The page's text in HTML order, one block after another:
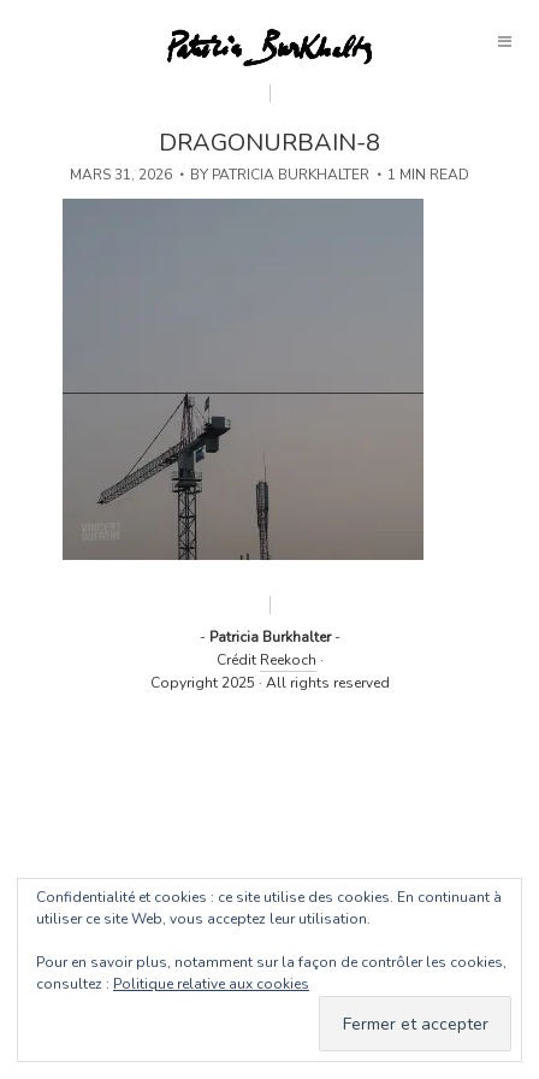
DRAGONURBAIN-8
MARS 31, 2026 BY PATRICIA BURKHALTER 1 MIN READ
- Patricia Burkhalter-
Crédit Reekoch ·
Copyright 2025 · All rights reserved
Confidentialité et cookies : ce site utilise des cookies. En continuant à
utiliser ce site Web, vous acceptez leur utilisation.
Pour en savoir plus, notamment sur la façon de contrôler les cookies,
consultez : Politique relative aux cookies